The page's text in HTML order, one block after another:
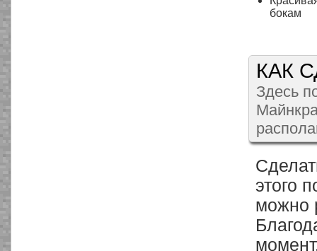
бокам
КАК
Здесь
этого
можно